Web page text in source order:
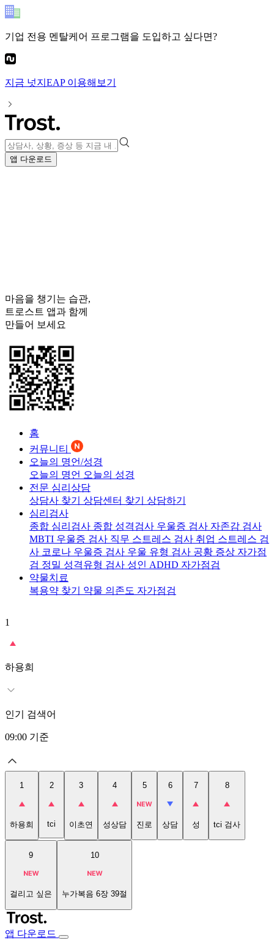
기업 전용 멘탈케어 프로그램을 도입하고 싶다면?
지금 넛지EAP이용해보기
앱 다운로드
마음을 챙기는 습관,
트로스트 앱과 함께
만들어 보세요
홈
커뮤니티
오늘의 명언/성경
오늘의 명언 오늘의 성경
전문 심리상담
상담사 찾기 상담센터 찾기 상담하기
심리검사
종합 심리검사 종합 성격검사 우울증 검사 자존감 검사
MBTI 우울증 검사 직무 스트레스 검사 취업 스트레스 검
사 코로나 우울증 검사 우울 유형 검사 공황 증상 자가점
검 정밀 성격유형 검사 성인 ADHD 자가점검
약물치료
복용약 찾기 약물 의존도 자가점검
1
하용희
인기 검색어
09:00 기준
1
하용희
2
tci
3
이초연
4
성상담
5
진로
6
상담
7
성
8
tci 검사
9
걸리고 싶은
10
누가복음 6장 39절
앱 다운로드